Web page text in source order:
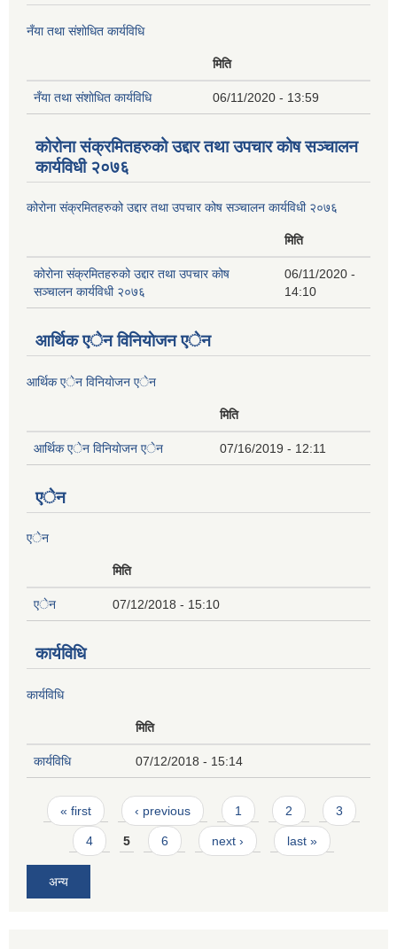
नँया तथा स‌ंशाेधित कार्यविधि
मिति
नँया तथा स‌ंशाेधित कार्यविधि 06/11/2020 - 13:59
कोरोना संक्रमितहरुको उद्दार तथा उपचार कोष सञ्चालन
कार्यविधी २०७६
कोरोना संक्रमितहरुको उद्दार तथा उपचार कोष सञ्चालन कार्यविधी २०७६
मिति
कोरोना संक्रमितहरुको उद्दार तथा उपचार कोष
सञ्चालन कार्यविधी २०७६
06/11/2020 -
14:10
आर्थिक एेन विनियाेजन एेन
आर्थिक एेन विनियाेजन एेन
मिति
आर्थिक एेन विनियाेजन एेन 07/16/2019 - 12:11
एेन
एेन
मिति
एेन 07/12/2018 - 15:10
कार्यविधि
कार्यविधि
मिति
कार्यविधि 07/12/2018 - 15:14
Pages
« first ‹ previous 1 2 3
4 5 6 next › last »
अन्य